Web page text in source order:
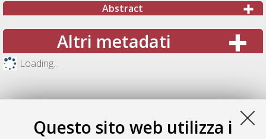
Questo sito web utilizza i
Abstract
Altri metadati
Loading...